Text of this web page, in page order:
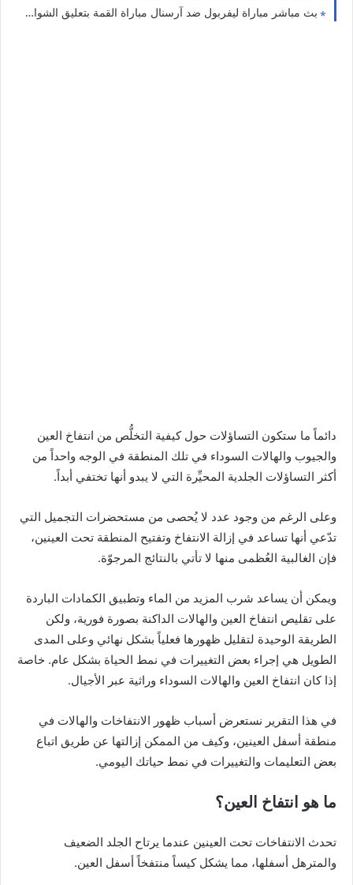
بث مباشر مباراة ليفربول ضد آرسنال مباراة القمة بتعليق الشوالي
دائماً ما ستكون التساؤلات حول كيفية التخلُّص من انتفاخ العين
والجيوب والهالات السوداء في تلك المنطقة في الوجه واحداً من
أكثر التساؤلات الجلدية المحيِّرة التي لا يبدو أنها تختفي أبداً.
وعلى الرغم من وجود عدد لا يُحصى من مستحضرات التجميل التي
تدّعي أنها تساعد في إزالة الانتفاخ وتفتيح المنطقة تحت العينين،
فإن الغالبية العُظمى منها لا تأتي بالنتائج المرجوّة.
ويمكن أن يساعد شرب المزيد من الماء وتطبيق الكمادات الباردة
على تقليص انتفاخ العين والهالات الداكنة بصورة فورية، ولكن
الطريقة الوحيدة لتقليل ظهورها فعلياً بشكل نهائي وعلى المدى
الطويل هي إجراء بعض التغييرات في نمط الحياة بشكل عام. خاصة
إذا كان انتفاخ العين والهالات السوداء وراثية عبر الأجيال.
في هذا التقرير نستعرض أسباب ظهور الانتفاخات والهالات في
منطقة أسفل العينين، وكيف من الممكن إزالتها عن طريق اتباع
بعض التعليمات والتغييرات في نمط حياتك اليومي.
ما هو انتفاخ العين؟
تحدث الانتفاخات تحت العينين عندما يرتاح الجلد الضعيف
والمترهل أسفلها، مما يشكل كيساً منتفخاً أسفل العين.